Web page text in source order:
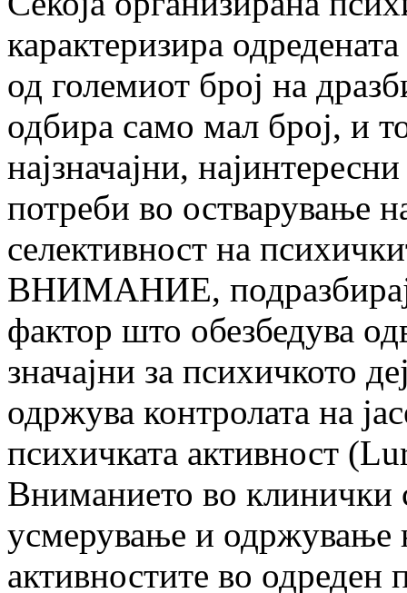
карактеризира
од големиот број на
одбира само мал број, и
најзначајни,
потреби во остварување
селективност на
ВНИМАНИЕ,
фактор што обезбедува
значајни за психичкото
одржува контролата на
психичката активност
Вниманието во клинички
усмерување и одржување
активностите во одреден